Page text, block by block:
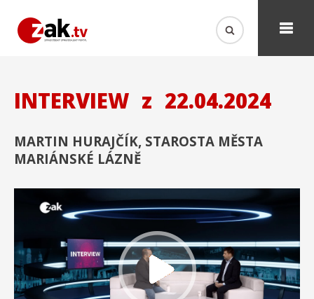
INTERVIEW z 22.04.2024
MARTIN HURAJČÍK, STAROSTA MĚSTA
MARIÁNSKÉ LÁZNĚ